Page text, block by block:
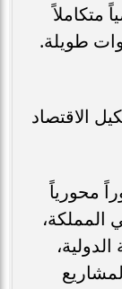
متكاملاً
طويلة.
الاقتصاد
محورياً
المملكة،